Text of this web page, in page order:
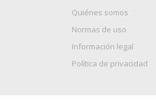
Quiénes somos
Normas de uso
Información legal
Política de privacidad